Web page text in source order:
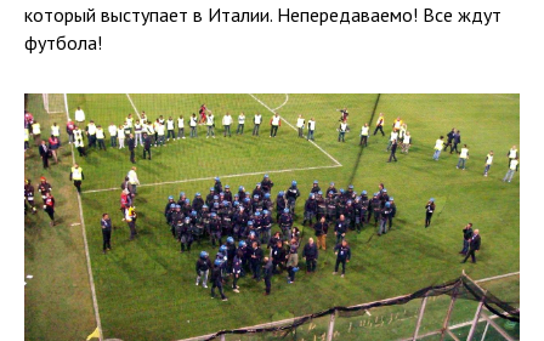
который выступает в Италии. Непередаваемо! Все ждут
футбола!